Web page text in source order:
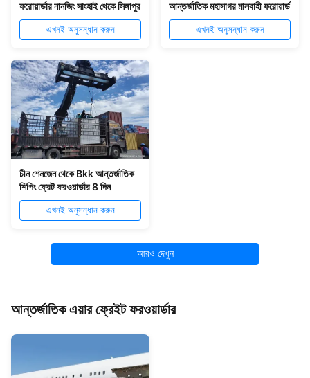
ফরোয়ার্ডার নানজিং সাংহাই থেকে সিঙ্গাপুর
এখনই অনুসন্ধান করুন
আন্তর্জাতিক মহাসাগর মালবাহী ফরোয়ার্ড
এখনই অনুসন্ধান করুন
চীন শেনজেন থেকে Bkk আন্তর্জাতিক
শিপিং ফ্রেট ফরওয়ার্ডার 8 দিন
এখনই অনুসন্ধান করুন
আরও দেখুন
আন্তর্জাতিক এয়ার ফ্রেইট ফরওয়ার্ডার